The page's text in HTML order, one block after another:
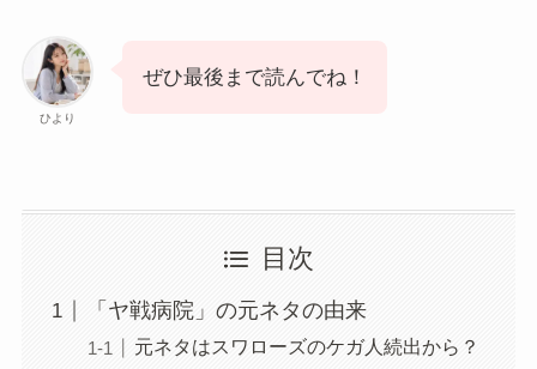
ひより
ぜひ最後まで読んでね！
目次
「ヤ戦病院」の元ネタの由来
元ネタはスワローズのケガ人続出から？